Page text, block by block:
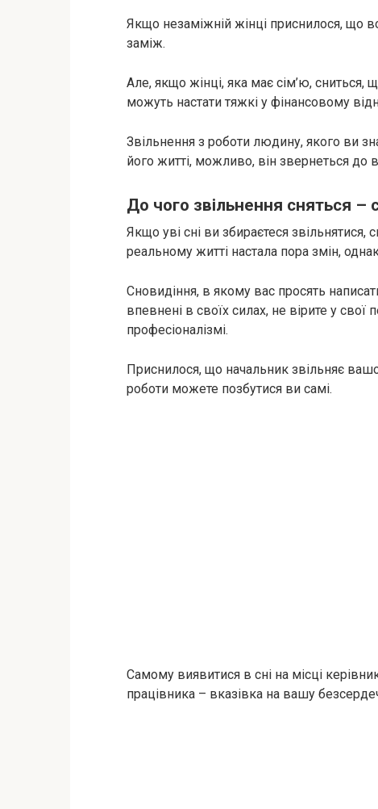
Якщо незаміжній жінці приснилося, що
заміж.
Але, якщо жінці, яка має сім’ю, сниться,
можуть настати тяжкі у фінансовому
Звільнення з роботи людину, якого ви
його житті, можливо, він звернеться до
До чого звільнення сняться –
Якщо уві сні ви збираєтеся звільнятися,
реальному житті настала пора змін,
Сновидіння, в якому вас просять
впевнені в своїх силах, не вірите у
професіоналізмі.
Приснилося, що начальник звільняє
роботи можете позбутися ви самі.
Самому виявитися в сні на місці
працівника – вказівка на вашу